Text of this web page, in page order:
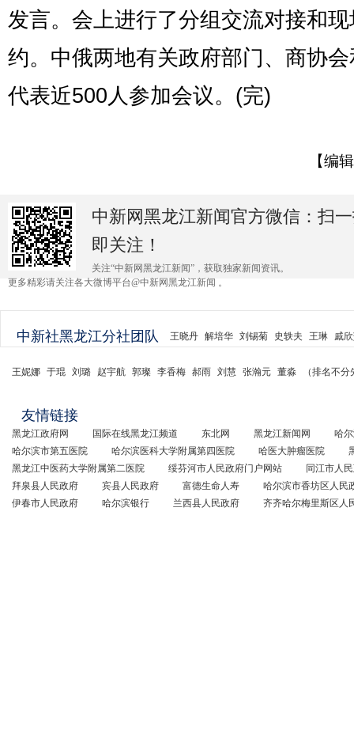
发言。会上进行了分组交流对接和
约。中俄两地有关政府部门、商协
代表近500人参加会议。(完)
【编
中新网黑龙江新闻官方微信：扫
即关注！
关注“中新网黑龙江新闻”，获取独家新闻资讯。
更多精彩请关注各大微博平台@中新网黑龙江新闻 。
中新社黑龙江分社团队 王晓丹 解培华 刘锡菊 史轶夫 王琳 戚
王妮娜 于琨 刘璐 赵宇航 郭璨 李香梅 郝雨 刘慧 张瀚元 董淼 （排名不
友情链接
黑龙江政府网 国际在线黑龙江频道 东北网 黑龙江新闻网
哈
哈尔滨市第五医院
哈尔滨医科大学附属第四医院 哈医大肿瘤医院
黑龙江中医药大学附属第二医院
绥芬河市人民政府门户网站
同江市人
拜泉县人民政府
宾县人民政府 富德生命人寿
哈尔滨市香坊区人民
伊春市人民政府
哈尔滨银行 兰西县人民政府 齐齐哈尔梅里斯区人